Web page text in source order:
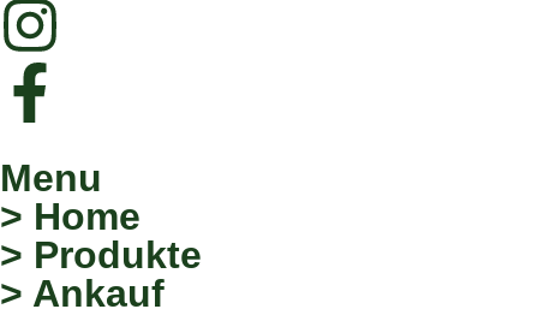
Menu
> Home
> Produkte
> Ankauf